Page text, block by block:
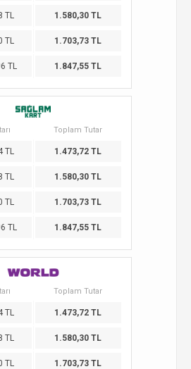
TL 1.580,30 TL
TL 1.703,73 TL
TL 1.847,55 TL
Toplam Tutar
TL 1.473,72 TL
TL 1.580,30 TL
TL 1.703,73 TL
TL 1.847,55 TL
Toplam Tutar
TL 1.473,72 TL
TL 1.580,30 TL
TL 1.703,73 TL